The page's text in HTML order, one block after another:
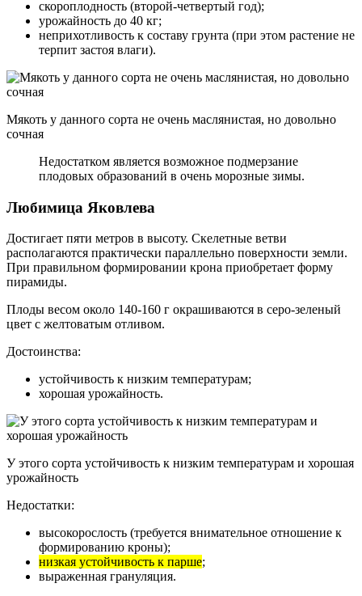
скороплодность (второй-четвертый год);
урожайность до 40 кг;
неприхотливость к составу грунта (при этом растение не
терпит застоя влаги).
Мякоть у данного сорта не очень маслянистая, но довольно
сочная
Недостатком является возможное подмерзание
плодовых образований в очень морозные зимы.
Любимица Яковлева
Достигает пяти метров в высоту. Скелетные ветви
располагаются практически параллельно поверхности земли.
При правильном формировании крона приобретает форму
пирамиды.
Плоды весом около 140-160 г окрашиваются в серо-зеленый
цвет с желтоватым отливом.
Достоинства:
устойчивость к низким температурам;
хорошая урожайность.
У этого сорта устойчивость к низким температурам и хорошая
урожайность
Недостатки:
высокорослость (требуется внимательное отношение к
формированию кроны);
низкая устойчивость к парше;
выраженная грануляция.